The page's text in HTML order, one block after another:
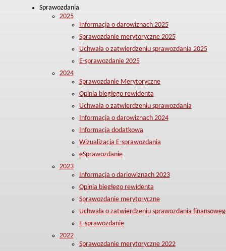
Sprawozdania
2025
Informacja o darowiznach 2025
Sprawozdanie merytoryczne 2025
Uchwała o zatwierdzeniu sprawozdania 2025
E-sprawozdanie 2025
2024
Sprawozdanie Merytoryczne
Opinia biegłego rewidenta
Uchwała o zatwierdzeniu sprawozdania
Informacja o darowiznach 2024
Informacja dodatkowa
Wizualizacja E-sprawozdania
eSprawozdanie
2023
Informacja o dariowiznach 2023
Opinia biegłego rewidenta
Sprawozdanie merytoryczne
Uchwała o zatwierdzeniu sprawozdania
E-sprawozdanie
2022
Sprawozdanie merytoryczne 2022